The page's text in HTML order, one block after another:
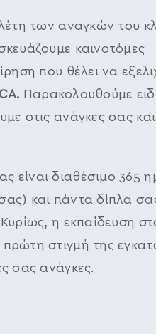
των αναγκών του
καινοτόμες
που θέλει να
Παρακολουθούμε
στις ανάγκες σας και
είναι διαθέσιμο 365
και πάντα δίπλα
η εκπαίδευση
στιγμή της
σας ανάγκες.